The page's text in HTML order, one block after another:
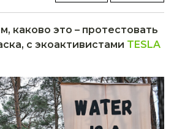
каково это – протестовать
с экоактивистами TESLA